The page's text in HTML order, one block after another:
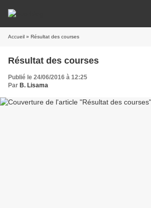
Accueil » Résultat des courses
Résultat des courses
Publié le 24/06/2016 à 12:25
Par B. Lisama